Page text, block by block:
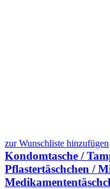
zur Wunschliste hinzufügen
Kondomtasche /
Pflastertäschchen /